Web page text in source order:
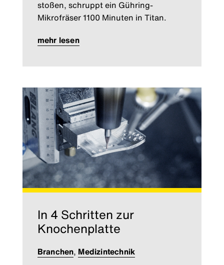
stoßen, schruppt ein Gühring-
Mikrofräser 1100 Minuten in Titan.
mehr lesen
In 4 Schritten zur
Knochenplatte
Branchen, Medizintechnik